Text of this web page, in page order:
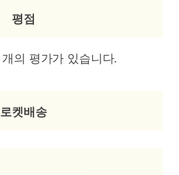
평점
개의 평가가 있습니다.
로켓배송